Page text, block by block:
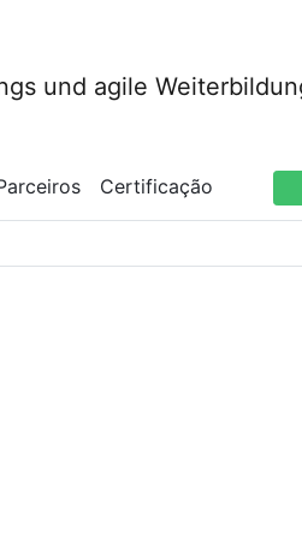
Certificação